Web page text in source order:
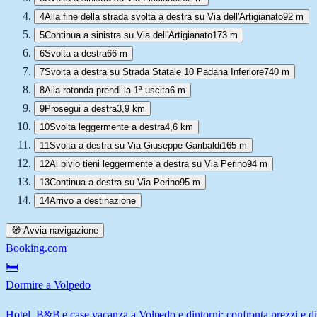
4Alla fine della strada svolta a destra su Via dell'Artigianato92 m
5Continua a sinistra su Via dell'Artigianato173 m
6Svolta a destra66 m
7Svolta a destra su Strada Statale 10 Padana Inferiore740 m
8Alla rotonda prendi la 1ª uscita6 m
9Prosegui a destra3,9 km
10Svolta leggermente a destra4,6 km
11Svolta a destra su Via Giuseppe Garibaldi165 m
12Al bivio tieni leggermente a destra su Via Perino94 m
13Continua a destra su Via Perino95 m
14Arrivo a destinazione
🧭 Avvia navigazione
Booking.com
🛏️
Dormire a Volpedo
Hotel, B&B e case vacanza a Volpedo e dintorni: confronta prezzi e